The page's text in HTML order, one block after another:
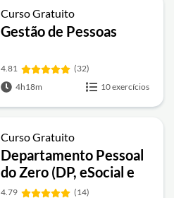
Curso Gratuito
Gestão de Pessoas
4.81
(32)
4h18m
10 exercícios
Curso Gratuito
Departamento Pessoal
do Zero (DP, eSocial e
Folha de Pagamento)
4.79
(14)